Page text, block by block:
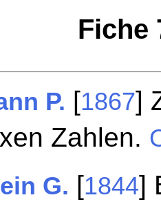
Fiche
P. [1867]
Zahlen.
G. [1844]